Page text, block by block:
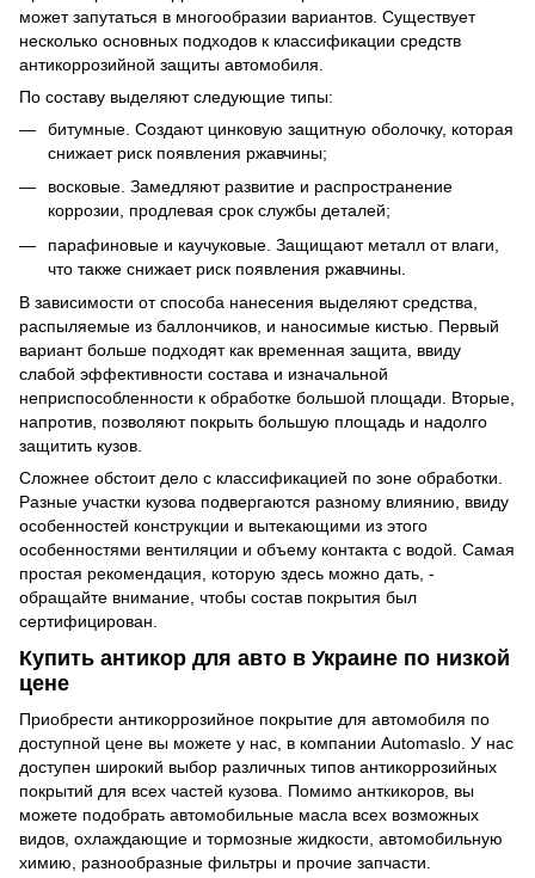
может запутаться в многообразии вариантов. Существует
несколько основных подходов к классификации средств
антикоррозийной защиты автомобиля.
По составу выделяют следующие типы:
битумные. Создают цинковую защитную оболочку, которая
снижает риск появления ржавчины;
восковые. Замедляют развитие и распространение
коррозии, продлевая срок службы деталей;
парафиновые и каучуковые. Защищают металл от влаги,
что также снижает риск появления ржавчины.
В зависимости от способа нанесения выделяют средства,
распыляемые из баллончиков, и наносимые кистью. Первый
вариант больше подходят как временная защита, ввиду
слабой эффективности состава и изначальной
неприспособленности к обработке большой площади. Вторые,
напротив, позволяют покрыть большую площадь и надолго
защитить кузов.
Сложнее обстоит дело с классификацией по зоне обработки.
Разные участки кузова подвергаются разному влиянию, ввиду
особенностей конструкции и вытекающими из этого
особенностями вентиляции и объему контакта с водой. Самая
простая рекомендация, которую здесь можно дать, -
обращайте внимание, чтобы состав покрытия был
сертифицирован.
Купить антикор для авто в Украине по низкой
цене
Приобрести антикоррозийное покрытие для автомобиля по
доступной цене вы можете у нас, в компании Automaslo. У нас
доступен широкий выбор различных типов антикоррозийных
покрытий для всех частей кузова. Помимо анткикоров, вы
можете подобрать автомобильные масла всех возможных
видов, охлаждающие и тормозные жидкости, автомобильную
химию, разнообразные фильтры и прочие запчасти.